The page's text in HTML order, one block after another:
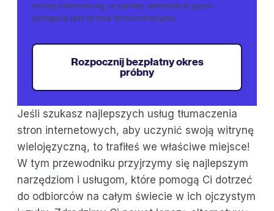
Jeśli szukasz najlepszych usług tłumaczenia
stron internetowych, aby uczynić swoją witrynę
wielojęzyczną, to trafiłeś we właściwe miejsce!
W tym przewodniku przyjrzymy się najlepszym
narzędziom i usługom, które pomogą Ci dotrzeć
do odbiorców na całym świecie w ich ojczystym
stronę internetową, w panelu administracyjnym
dostępna jest strona demonstracyjna.
Rozpocznij bezpłatny okres
próbny